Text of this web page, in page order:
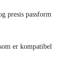
presis passform
er kompatibel